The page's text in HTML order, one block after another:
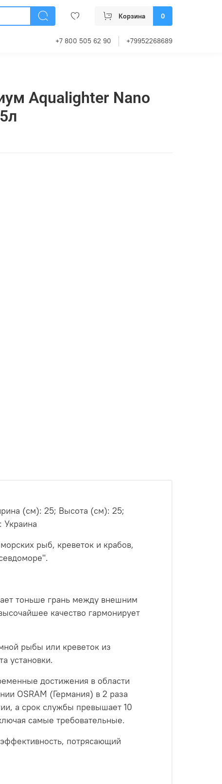
Корзина 0
+7 800 505 62 90 +79952268689
Aqualighter Nano
(см): 25; Высота (см): 25;
Украина
рыб, креветок и крабов,
тоньше грань между внешним
качество гармонирует
рыбы или креветок из
установки.
достижения в области
OSRAM (Германия) в 2 раза
а срок службы превышает 10
самые требовательные.
потрясающий